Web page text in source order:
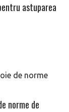
astuparea
norme de